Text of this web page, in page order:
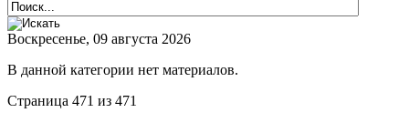
Воскресенье, 09 августа 2026
В данной категории нет материалов.
Страница 471 из 471